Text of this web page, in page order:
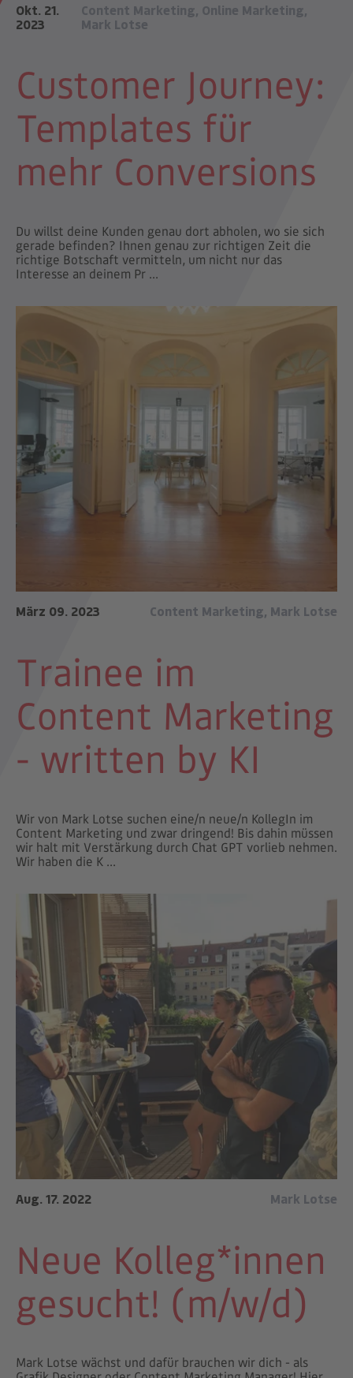
Okt. 21.
2023
Content Marketing, Online Marketing,
Mark Lotse
Customer Journey:
Templates für
mehr Conversions
Du willst deine Kunden genau dort abholen, wo sie sich
gerade befinden? Ihnen genau zur richtigen Zeit die
richtige Botschaft vermitteln, um nicht nur das
Interesse an deinem Pr ...
März 09. 2023 Content Marketing, Mark Lotse
Trainee im
Content Marketing
- written by KI
Wir von Mark Lotse suchen eine/n neue/n KollegIn im
Content Marketing und zwar dringend! Bis dahin müssen
wir halt mit Verstärkung durch Chat GPT vorlieb nehmen.
Wir haben die K ...
Aug. 17. 2022 Mark Lotse
Neue Kolleg*innen
gesucht! (m/w/d)
Mark Lotse wächst und dafür brauchen wir dich - als